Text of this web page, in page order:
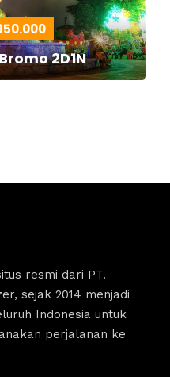
2D1N
resmi dari PT.
sejak 2014 menjadi
Indonesia untuk
perjalanan ke